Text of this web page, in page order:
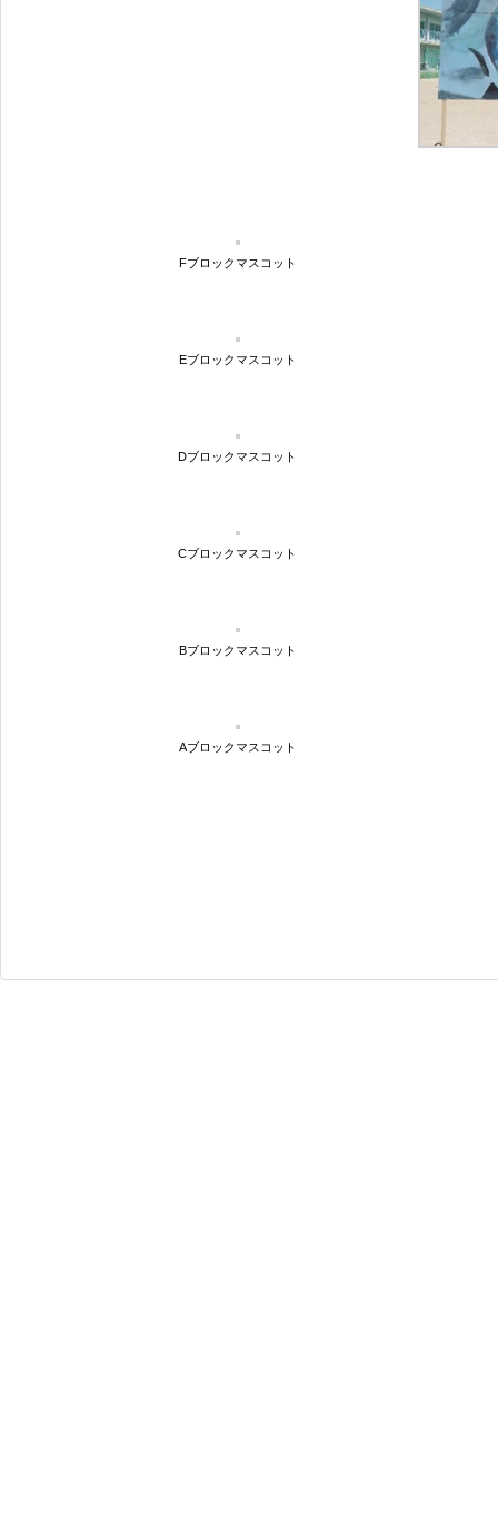
Fブロックマスコット
Eブロックマスコット
Dブロックマスコット
Cブロックマスコット
Bブロックマスコット
Aブロックマスコット